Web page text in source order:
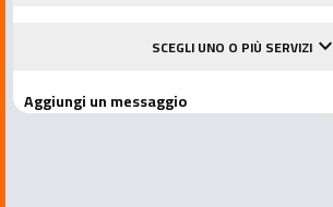
SCEGLI UNO O PIÙ SERVIZIkeyboard_arrow_down
Aggiungi un messaggio